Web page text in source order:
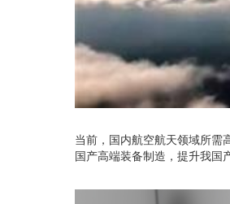
当前，国内航空航天领域所需
国产高端装备制造，提升我国